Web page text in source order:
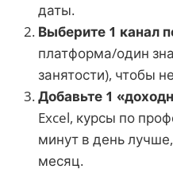
даты.
Выберите 1 канал
платформа/один
занятости), чтобы
Добавьте 1
Excel, курсы по
минут в день
месяц.